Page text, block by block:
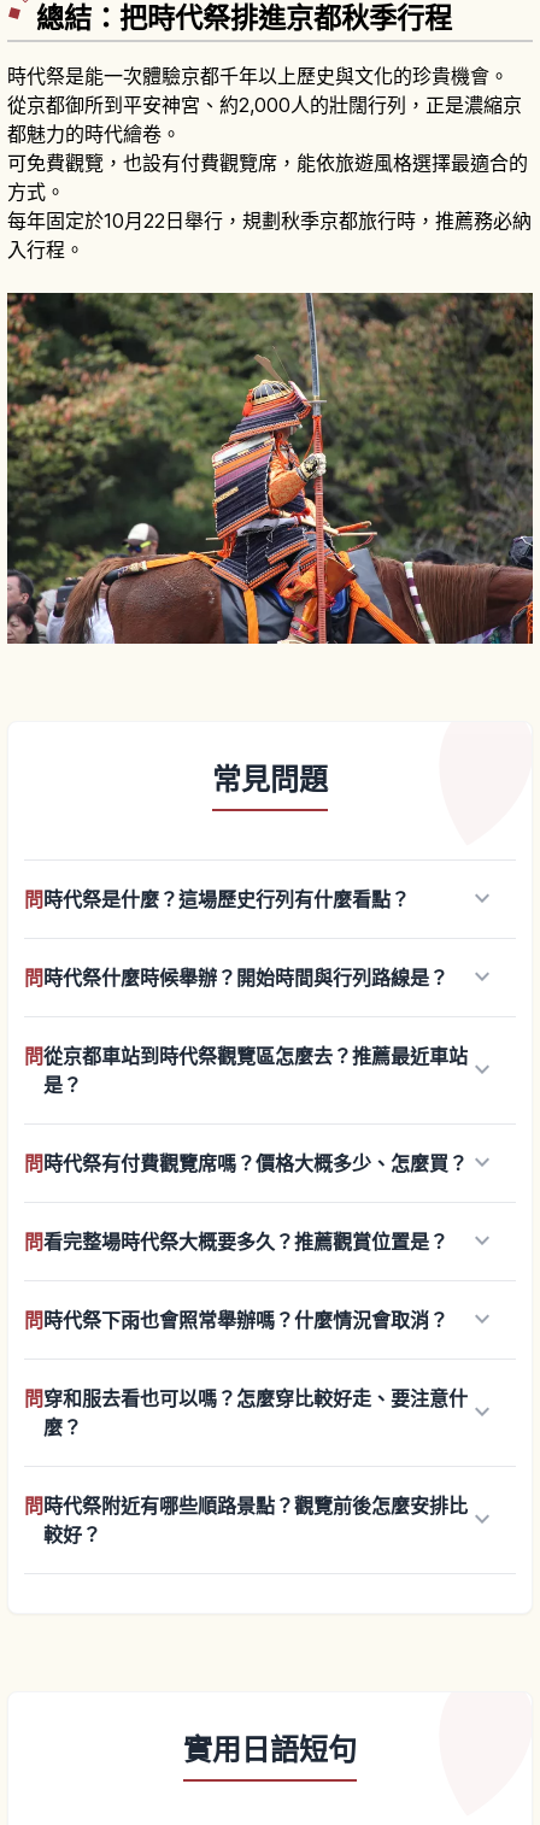
總結：把時代祭排進京都秋季行程
時代祭是能一次體驗京都千年以上歷史與文化的珍貴機會。
從京都御所到平安神宮、約2,000人的壯闊行列，正是濃縮京
都魅力的時代繪卷。
可免費觀覽，也設有付費觀覽席，能依旅遊風格選擇最適合的
方式。
每年固定於10月22日舉行，規劃秋季京都旅行時，推薦務必納
入行程。
常見問題
問時代祭是什麼？這場歷史行列有什麼看點？ keyboard_arrow_down
問時代祭什麼時候舉辦？開始時間與行列路線是？ keyboard_arrow_down
問從京都車站到時代祭觀覽區怎麼去？推薦最近車站
是？
keyboard_arrow_down
問時代祭有付費觀覽席嗎？價格大概多少、怎麼買？ keyboard_arrow_down
問看完整場時代祭大概要多久？推薦觀賞位置是？ keyboard_arrow_down
問時代祭下雨也會照常舉辦嗎？什麼情況會取消？ keyboard_arrow_down
問穿和服去看也可以嗎？怎麼穿比較好走、要注意什
麼？
keyboard_arrow_down
問時代祭附近有哪些順路景點？觀覽前後怎麼安排比
較好？
keyboard_arrow_down
實用日語短句